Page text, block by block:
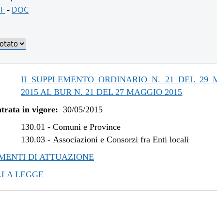
al 10/07/2019
al 08/08/2018
al 31/12/2016
al 14/12/2016
al 10/08/2015
- DOC
II SUPPLEMENTO ORDINARIO N. 21 DEL 29
2015 AL BUR N. 21 DEL 27 MAGGIO 2015
in vigore: 30/05/2015
130.01 -Comuni e Province
130.03 -Associazioni e Consorzi fra Enti locali
DI ATTUAZIONE
LEGGE